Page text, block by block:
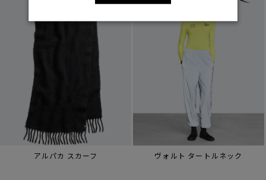
アルパカ スカーフ ヴォルト タートルネック